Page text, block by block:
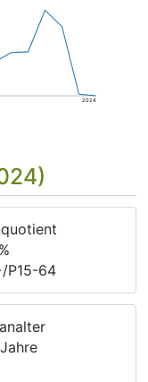
2024
%
P15-64
Jahre